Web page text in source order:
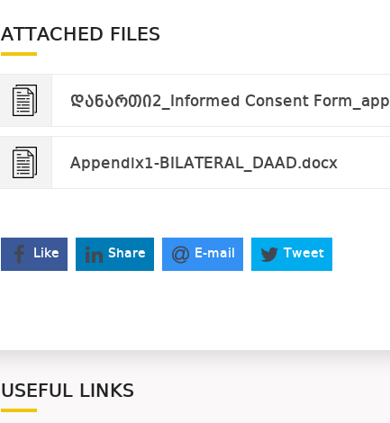
ATTACHED FILES
დანართი2_Informed Consent
Appendix1-BILATERAL_DAAD.docx
Like Share E-mail Tweet
USEFUL LINKS